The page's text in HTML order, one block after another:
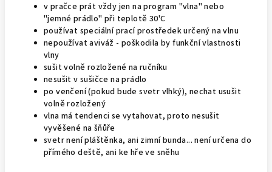
v pračce prát vždy jen na program "vlna" nebo
"jemné prádlo" při teplotě 30'C
používat speciální prací prostředek určený na vlnu
nepoužívat aviváž - poškodila by funkční vlastnosti
vlny
sušit volně rozložené na ručníku
nesušit v sušičce na prádlo
po venčení (pokud bude svetr vlhký), nechat usušit
volně rozložený
vlna má tendenci se vytahovat, proto nesušit
vyvěšené na šňůře
svetr není pláštěnka, ani zimní bunda... není určena do
přímého deště, ani ke hře ve sněhu